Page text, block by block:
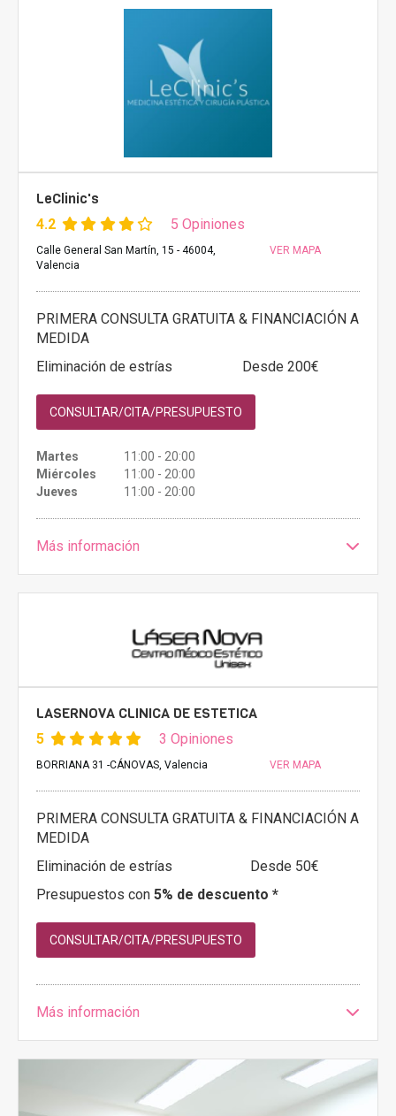
LeClinic's
4.2 5 Opiniones
Calle General San Martín, 15 - 46004,
Valencia
VER MAPA
PRIMERA CONSULTA GRATUITA & FINANCIACIÓN A
MEDIDA
Eliminación de estrías
Desde 200€
CONSULTAR/CITA/PRESUPUESTO
Martes
11:00 - 20:00
Miércoles
11:00 - 20:00
Jueves
11:00 - 20:00
Más información
LASERNOVA CLINICA DE ESTETICA
5 3 Opiniones
BORRIANA 31 -CÁNOVAS, Valencia VER MAPA
PRIMERA CONSULTA GRATUITA & FINANCIACIÓN A
MEDIDA
Eliminación de estrías
Desde 50€
Presupuestos con 5% de descuento *
CONSULTAR/CITA/PRESUPUESTO
Más información